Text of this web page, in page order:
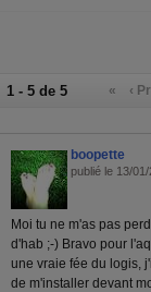
1 - 5 de 5 « ‹
boopette
publié le 13/
Moi tu ne m'as pas
d'hab ;-) Bravo pour
une vraie fée du logis,
de m'installer devant